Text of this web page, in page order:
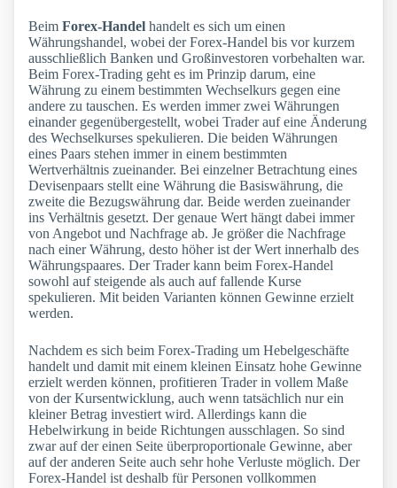
Beim Forex-Handel handelt es sich um einen
Währungshandel, wobei der Forex-Handel bis vor kurzem
ausschließlich Banken und Großinvestoren vorbehalten war.
Beim Forex-Trading geht es im Prinzip darum, eine
Währung zu einem bestimmten Wechselkurs gegen eine
andere zu tauschen. Es werden immer zwei Währungen
einander gegenübergestellt, wobei Trader auf eine Änderung
des Wechselkurses spekulieren. Die beiden Währungen
eines Paars stehen immer in einem bestimmten
Wertverhältnis zueinander. Bei einzelner Betrachtung eines
Devisenpaars stellt eine Währung die Basiswährung, die
zweite die Bezugswährung dar. Beide werden zueinander
ins Verhältnis gesetzt. Der genaue Wert hängt dabei immer
von Angebot und Nachfrage ab. Je größer die Nachfrage
nach einer Währung, desto höher ist der Wert innerhalb des
Währungspaares. Der Trader kann beim Forex-Handel
sowohl auf steigende als auch auf fallende Kurse
spekulieren. Mit beiden Varianten können Gewinne erzielt
werden.
Nachdem es sich beim Forex-Trading um Hebelgeschäfte
handelt und damit mit einem kleinen Einsatz hohe Gewinne
erzielt werden können, profitieren Trader in vollem Maße
von der Kursentwicklung, auch wenn tatsächlich nur ein
kleiner Betrag investiert wird. Allerdings kann die
Hebelwirkung in beide Richtungen ausschlagen. So sind
zwar auf der einen Seite überproportionale Gewinne, aber
auf der anderen Seite auch sehr hohe Verluste möglich. Der
Forex-Handel ist deshalb für Personen vollkommen